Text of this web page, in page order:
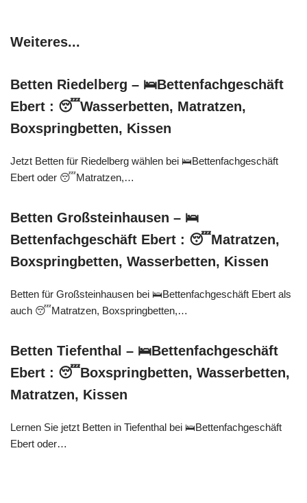
Weiteres...
Betten Riedelberg – 🛌Bettenfachgeschäft
Ebert : 😴Wasserbetten, Matratzen,
Boxspringbetten, Kissen
Jetzt Betten für Riedelberg wählen bei 🛌Bettenfachgeschäft
Ebert oder 😴Matratzen,…
Betten Großsteinhausen – 🛌
Bettenfachgeschäft Ebert : 😴Matratzen,
Boxspringbetten, Wasserbetten, Kissen
Betten für Großsteinhausen bei 🛌Bettenfachgeschäft Ebert als
auch 😴Matratzen, Boxspringbetten,…
Betten Tiefenthal – 🛌Bettenfachgeschäft
Ebert : 😴Boxspringbetten, Wasserbetten,
Matratzen, Kissen
Lernen Sie jetzt Betten in Tiefenthal bei 🛌Bettenfachgeschäft
Ebert oder…